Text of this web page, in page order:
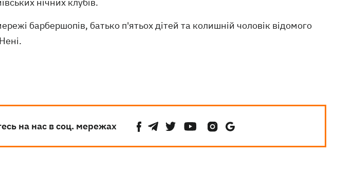
нічних клубів.
барбершопів, батько п'ятьох дітей та колишній чоловік відомого
на нас в соц. мережах